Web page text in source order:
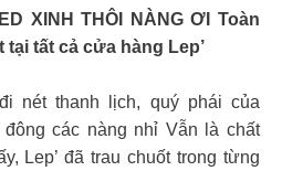
XINH THÔI NÀNG ƠI Toàn
tại tất cả cửa hàng Lep’
nét thanh lịch, quý phái của
các nàng nhỉ Vẫn là chất
Lep’ đã trau chuốt trong từng